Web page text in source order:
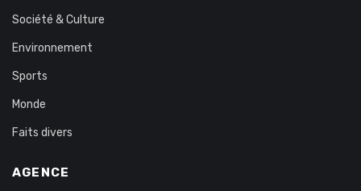
Société & Culture
Environnement
Sports
Monde
Faits divers
AGENCE